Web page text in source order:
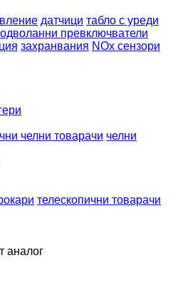
датчици табло с уреди
превключватели
захранвания NOx сензори
челни товарачи челни
телескопични товарачи
аналог